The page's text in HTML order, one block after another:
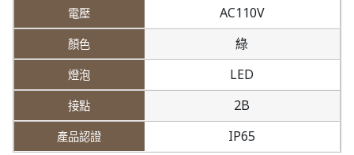
AC110V
綠
LED
2B
IP65